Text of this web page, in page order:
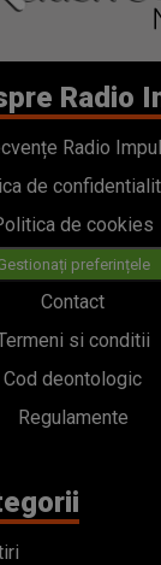
Radio
Radio
de
de cookies
preferințele
Contact
si conditii
Cod deontologic
Regulamente